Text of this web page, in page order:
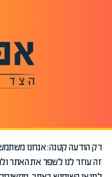
רק הודעה קטנה: אנחנו
זה עוזר לנו לשפר את האתר